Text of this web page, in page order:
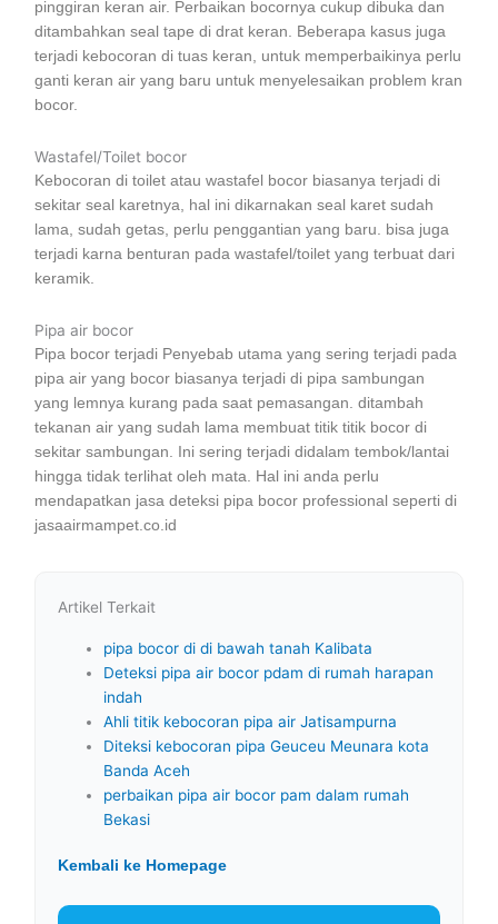
pinggiran keran air. Perbaikan bocornya cukup dibuka dan
ditambahkan seal tape di drat keran. Beberapa kasus juga
terjadi kebocoran di tuas keran, untuk memperbaikinya perlu
ganti keran air yang baru untuk menyelesaikan problem kran
bocor.
Wastafel/Toilet bocor
Kebocoran di toilet atau wastafel bocor biasanya terjadi di
sekitar seal karetnya, hal ini dikarnakan seal karet sudah
lama, sudah getas, perlu penggantian yang baru. bisa juga
terjadi karna benturan pada wastafel/toilet yang terbuat dari
keramik.
Pipa air bocor
Pipa bocor terjadi Penyebab utama yang sering terjadi pada
pipa air yang bocor biasanya terjadi di pipa sambungan
yang lemnya kurang pada saat pemasangan. ditambah
tekanan air yang sudah lama membuat titik titik bocor di
sekitar sambungan. Ini sering terjadi didalam tembok/lantai
hingga tidak terlihat oleh mata. Hal ini anda perlu
mendapatkan jasa deteksi pipa bocor professional seperti di
jasaairmampet.co.id
Artikel Terkait
pipa bocor di di bawah tanah Kalibata
Deteksi pipa air bocor pdam di rumah harapan
indah
Ahli titik kebocoran pipa air Jatisampurna
Diteksi kebocoran pipa Geuceu Meunara kota
Banda Aceh
perbaikan pipa air bocor pam dalam rumah
Bekasi
Kembali ke Homepage